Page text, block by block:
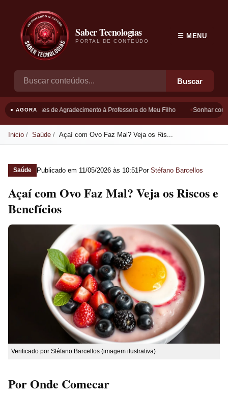
Saber Tecnologias
PORTAL DE CONTEÚDO
Buscar
☰ MENU
● AGORAFrases de Agradecimento à Professora do Meu Filho Sonhar com
Inicio Saúde Açaí com Ovo Faz Mal? Veja os Ris...
Saúde Publicado em 11/05/2026 às 10:51 Por Stéfano Barcellos
Açaí com Ovo Faz Mal? Veja os Riscos e
Benefícios
Verificado por Stéfano Barcellos (imagem ilustrativa)
Por Onde Comecar